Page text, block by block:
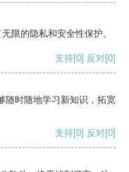
限的隐私和安全性保护。
支持[0] 反对[0]
随时随地学习新知识，拓宽
支持[0] 反对[0]